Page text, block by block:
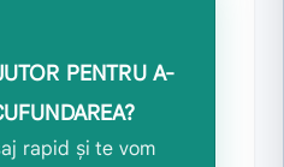
PENTRU A-
rapid și te vom